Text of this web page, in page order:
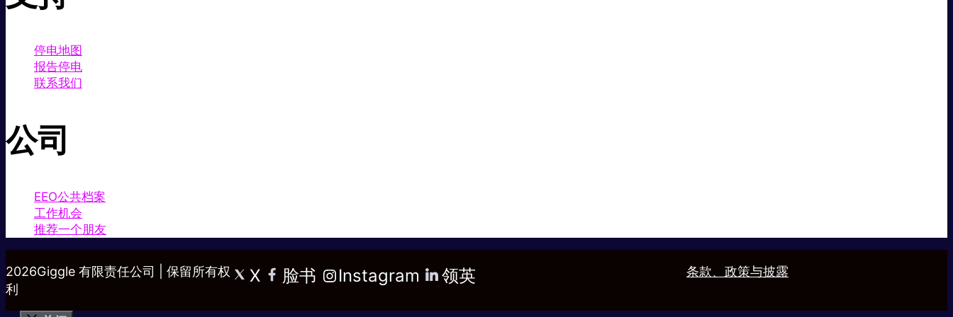
停电地图
报告停电
联系我们
公司
EEO公共档案
工作机会
推荐一个朋友
2026Giggle 有限责任公司 | 保留所有权
利
X 脸书 Instagram 领英 条款、政策与披露